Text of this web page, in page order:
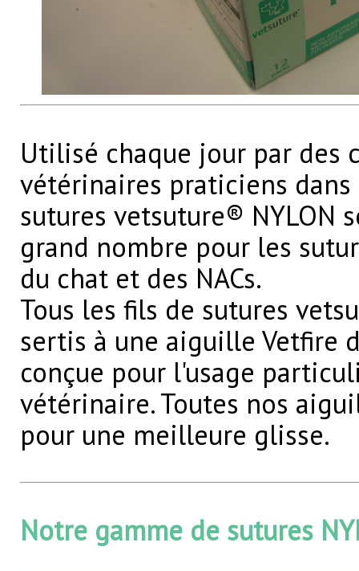
Utilisé chaque jour par des
vétérinaires praticiens
sutures vetsuture® NYLON
grand nombre pour les
du chat et des NACs.
Tous les fils de sutures
sertis à une aiguille Vetfire
conçue pour l'usage
vétérinaire. Toutes nos
pour une meilleure glisse.
Notre gamme de sutures